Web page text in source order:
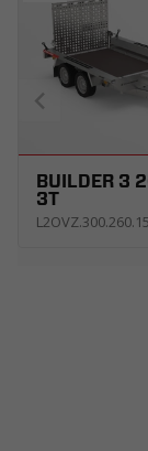
BUILDER 3
3T